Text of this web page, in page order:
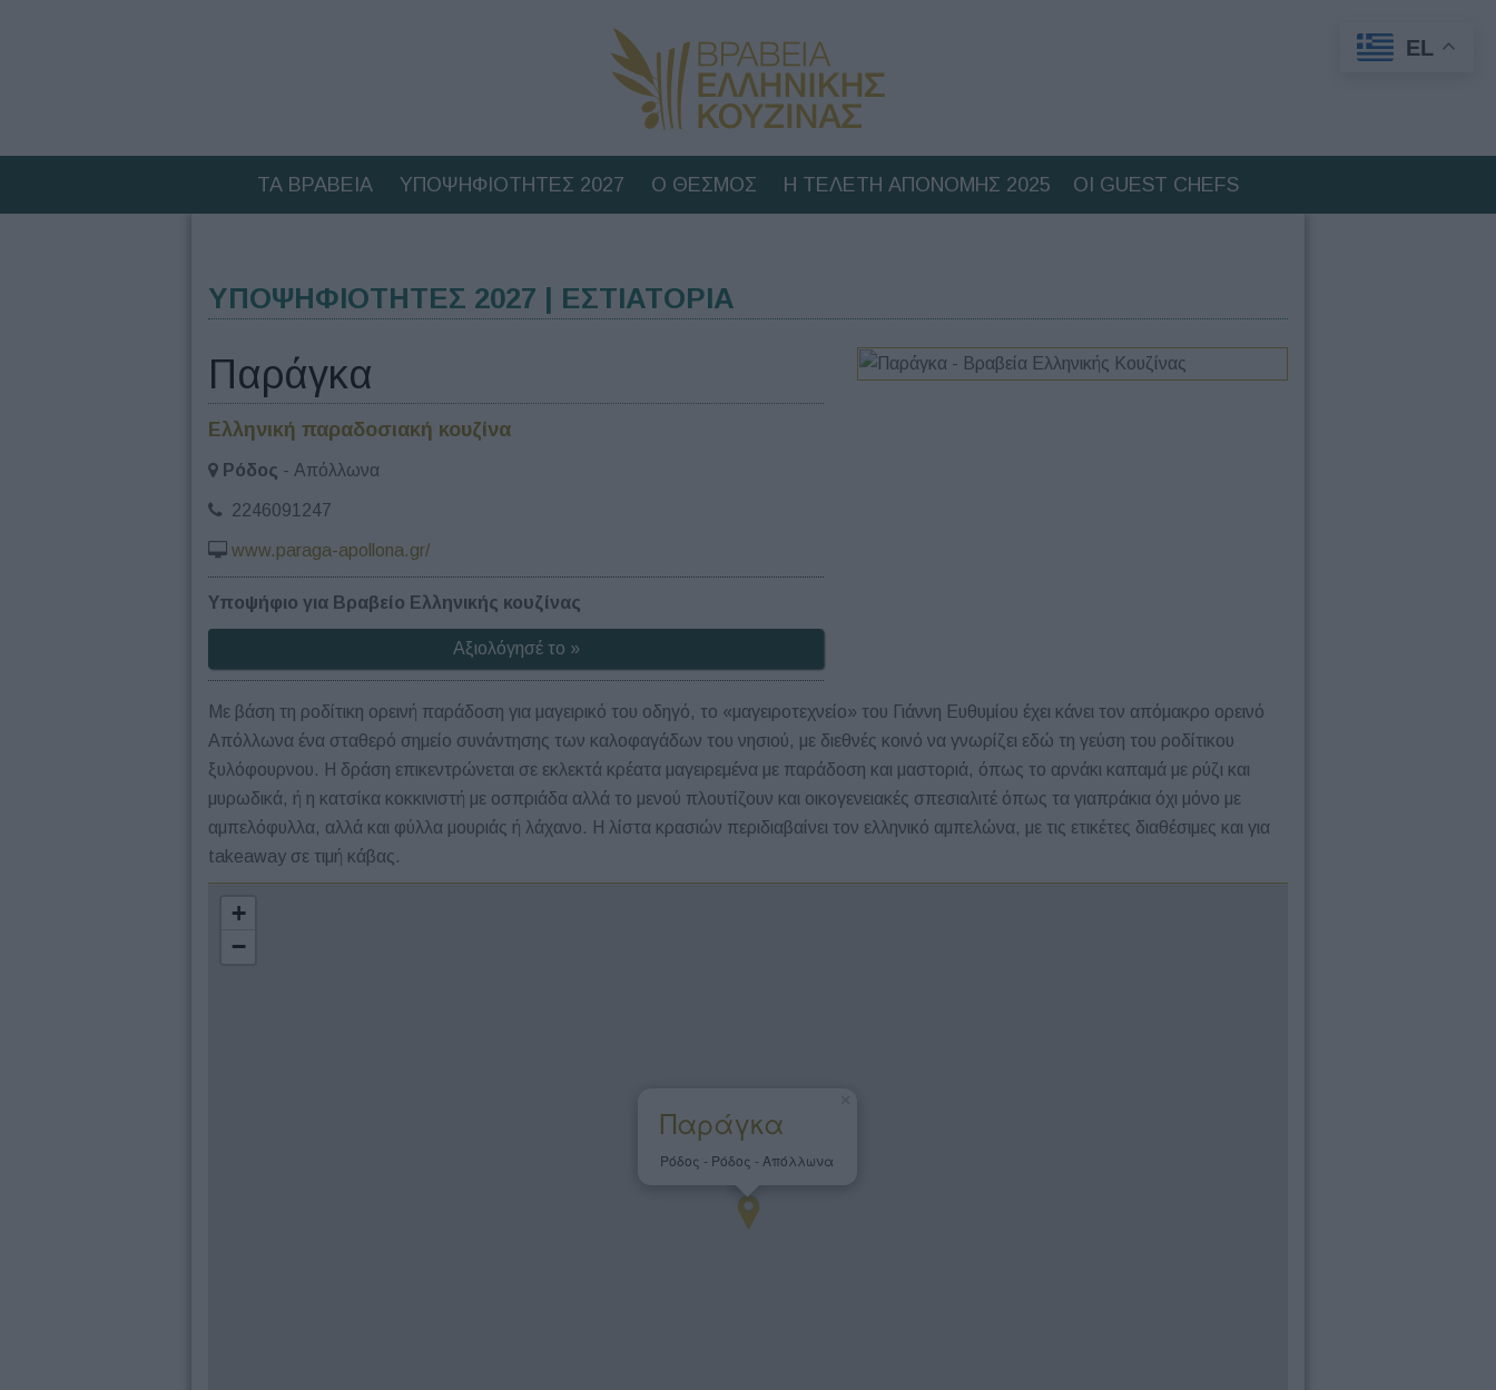
ΤΑ ΒΡΑΒΕΙΑ ΥΠΟΨΗΦΙΟΤΗΤΕΣ 2027 Ο ΘΕΣΜΟΣ Η ΤΕΛΕΤΗ ΑΠΟΝΟΜΗΣ 2025 ΟΙ GUEST CHEFS
ΥΠΟΨΗΦΙΟΤΗΤΕΣ 2027 | ΕΣΤΙΑΤΟΡΙΑ
Παράγκα
Ελληνική παραδοσιακή κουζίνα
Ρόδος - Απόλλωνα
2246091247
www.paraga-apollona.gr/
Υποψήφιο για Βραβείο Ελληνικής κουζίνας
Αξιολόγησέ το »
Με βάση τη ροδίτικη ορεινή παράδοση για μαγειρικό του οδηγό, το «μαγειροτεχνείο» του Γιάννη Ευθυμίου έχει κάνει τον απόμακρο ορεινό
Απόλλωνα ένα σταθερό σημείο συνάντησης των καλοφαγάδων του νησιού, με διεθνές κοινό να γνωρίζει εδώ τη γεύση του ροδίτικου
ξυλόφουρνου. Η δράση επικεντρώνεται σε εκλεκτά κρέατα μαγειρεμένα με παράδοση και μαστοριά, όπως το αρνάκι καπαμά με ρύζι και
μυρωδικά, ή η κατσίκα κοκκινιστή με οσπριάδα αλλά το μενού πλουτίζουν και οικογενειακές σπεσιαλιτέ όπως τα γιαπράκια όχι μόνο με
αμπελόφυλλα, αλλά και φύλλα μουριάς ή λάχανο. Η λίστα κρασιών περιδιαβαίνει τον ελληνικό αμπελώνα, με τις ετικέτες διαθέσιμες και για
takeaway σε τιμή κάβας.
Παράγκα
Ρόδος - Ρόδος - Απόλλωνα
+
−
EL